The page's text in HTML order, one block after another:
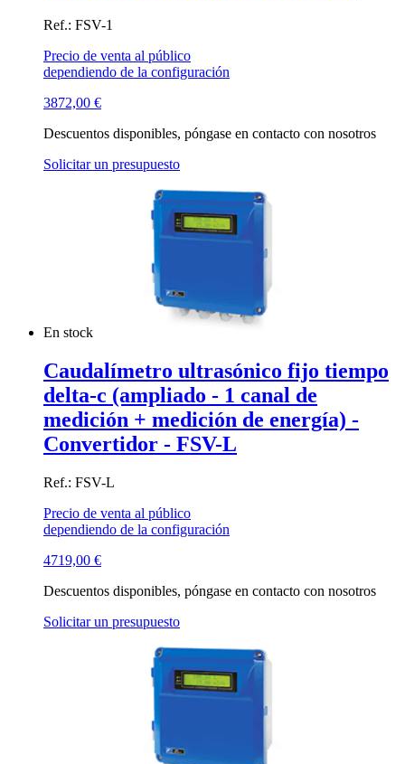
Ref.: FSV-1
Precio de venta al público
dependiendo de la configuración
3872,00 €
Descuentos disponibles, póngase en contacto con nosotros
Solicitar un presupuesto
En stock
Caudalímetro ultrasónico fijo tiempo
delta-c (ampliado - 1 canal de
medición + medición de energía) -
Convertidor - FSV-L
Ref.: FSV-L
Precio de venta al público
dependiendo de la configuración
4719,00 €
Descuentos disponibles, póngase en contacto con nosotros
Solicitar un presupuesto